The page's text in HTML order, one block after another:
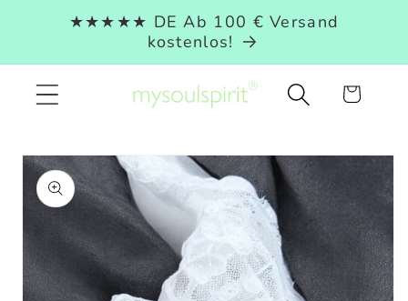
zum★★★★★ DE Ab 100 € Versand
kostenlos!
Warenkorb